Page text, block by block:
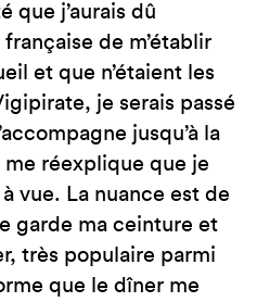
que j’aurais dû
de m’établir
et que n’étaient les
je serais passé
jusqu’à la
me réexplique que je
vue. La nuance est de
garde ma ceinture et
très populaire parmi
que le dîner me